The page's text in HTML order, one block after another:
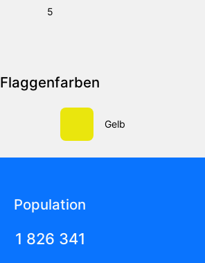
5
Flaggenfarben
Gelb
Population
1 826 341